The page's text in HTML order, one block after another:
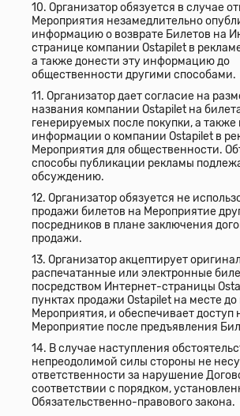
10. Организатор обязуется в случае
Мероприятия незамедлительно
информацию о возврате Билетов на
странице компании Ostapilet в
а также донести эту информацию до
общественности другими способами.
11. Организатор дает согласие на
названия компании Ostapilet на
генерируемых после покупки, а
информации о компании Ostapilet в
Мероприятия для общественности.
способы публикации рекламы
обсуждению.
12. Организатор обязуется не
продажи билетов на Мероприятие
посредников в плане заключения
продажи.
13. Организатор акцептирует
распечатанные или электронные
посредством Интернет-страницы
пунктах продажи Ostapilet на месте до
Мероприятия, и обеспечивает доступ
Мероприятие после предъявления
14. В случае наступления
непреодолимой силы стороны не
ответственности за нарушение
соответствии с порядком,
Обязательственно-правового закона.